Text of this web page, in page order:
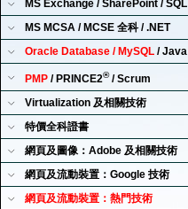
MS Exchange / SharePoint / SQL
MS MCSA / MCSE 全科 / .NET
Oracle Database / MySQL / Java
PMP / PRINCE2®/ Scrum
Virtualization 及相關技術
特價全科證書
網頁及圖像：Adobe 及相關技術
網頁及流動裝置：Google 技術
網頁及流動裝置：熱門技術